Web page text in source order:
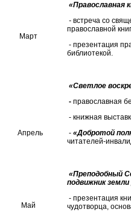
Март
«Православная
- встреча со
православной
- презентация
библиотекой.
Апрель
«Светлое
- православная
- книжная
- «Добротой
читателей-
Май
«Преподобный
подвижник земли
- презентация
чудотворца,